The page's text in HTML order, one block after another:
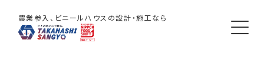
農業参入、ビニールハウスの設計・施工なら